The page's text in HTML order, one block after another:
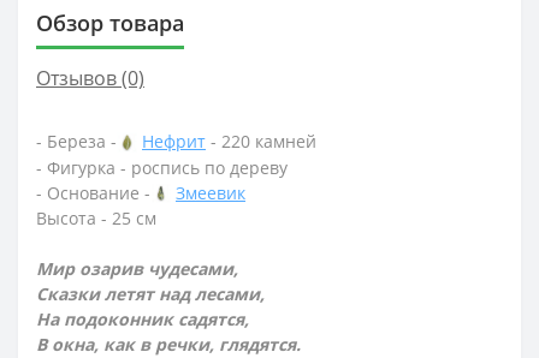
Обзор товара
Отзывов (0)
- Береза - Нефрит - 220 камней
- Фигурка - роспись по дереву
- Основание -
Змеевик
Высота - 25 см
Мир озарив чудесами,
Сказки летят над лесами,
На подоконник садятся,
В окна, как в речки, глядятся.